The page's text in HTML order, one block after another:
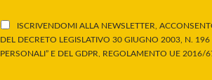
ISCRIVENDOMI ALLA NEWSLETTER,
DEL DECRETO LEGISLATIVO 30 GIUGNO 2003, N.
PERSONALI” E DEL GDPR, REGOLAMENTO UE 2016/